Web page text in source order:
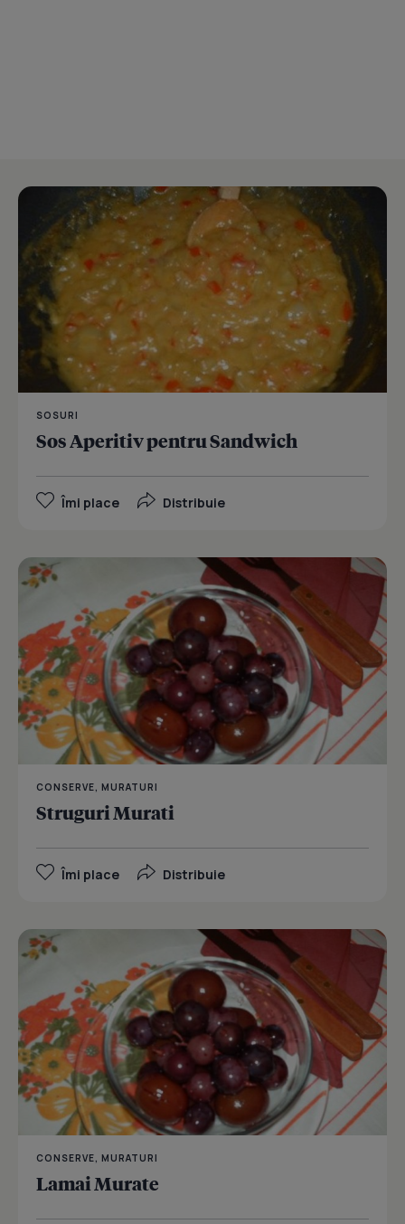
SOSURI
Sos Aperitiv pentru Sandwich
Îmi place Distribuie
CONSERVE, MURATURI
Struguri Murati
Îmi place Distribuie
CONSERVE, MURATURI
Lamai Murate